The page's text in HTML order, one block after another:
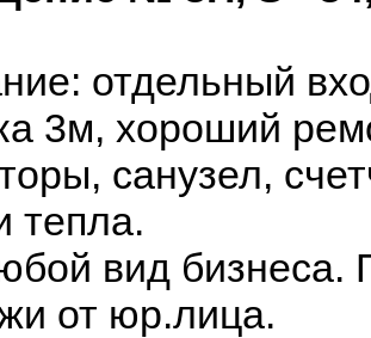
отдельный
3м, хороший
санузел,
тепла.
вид бизнеса.
от юр.лица.